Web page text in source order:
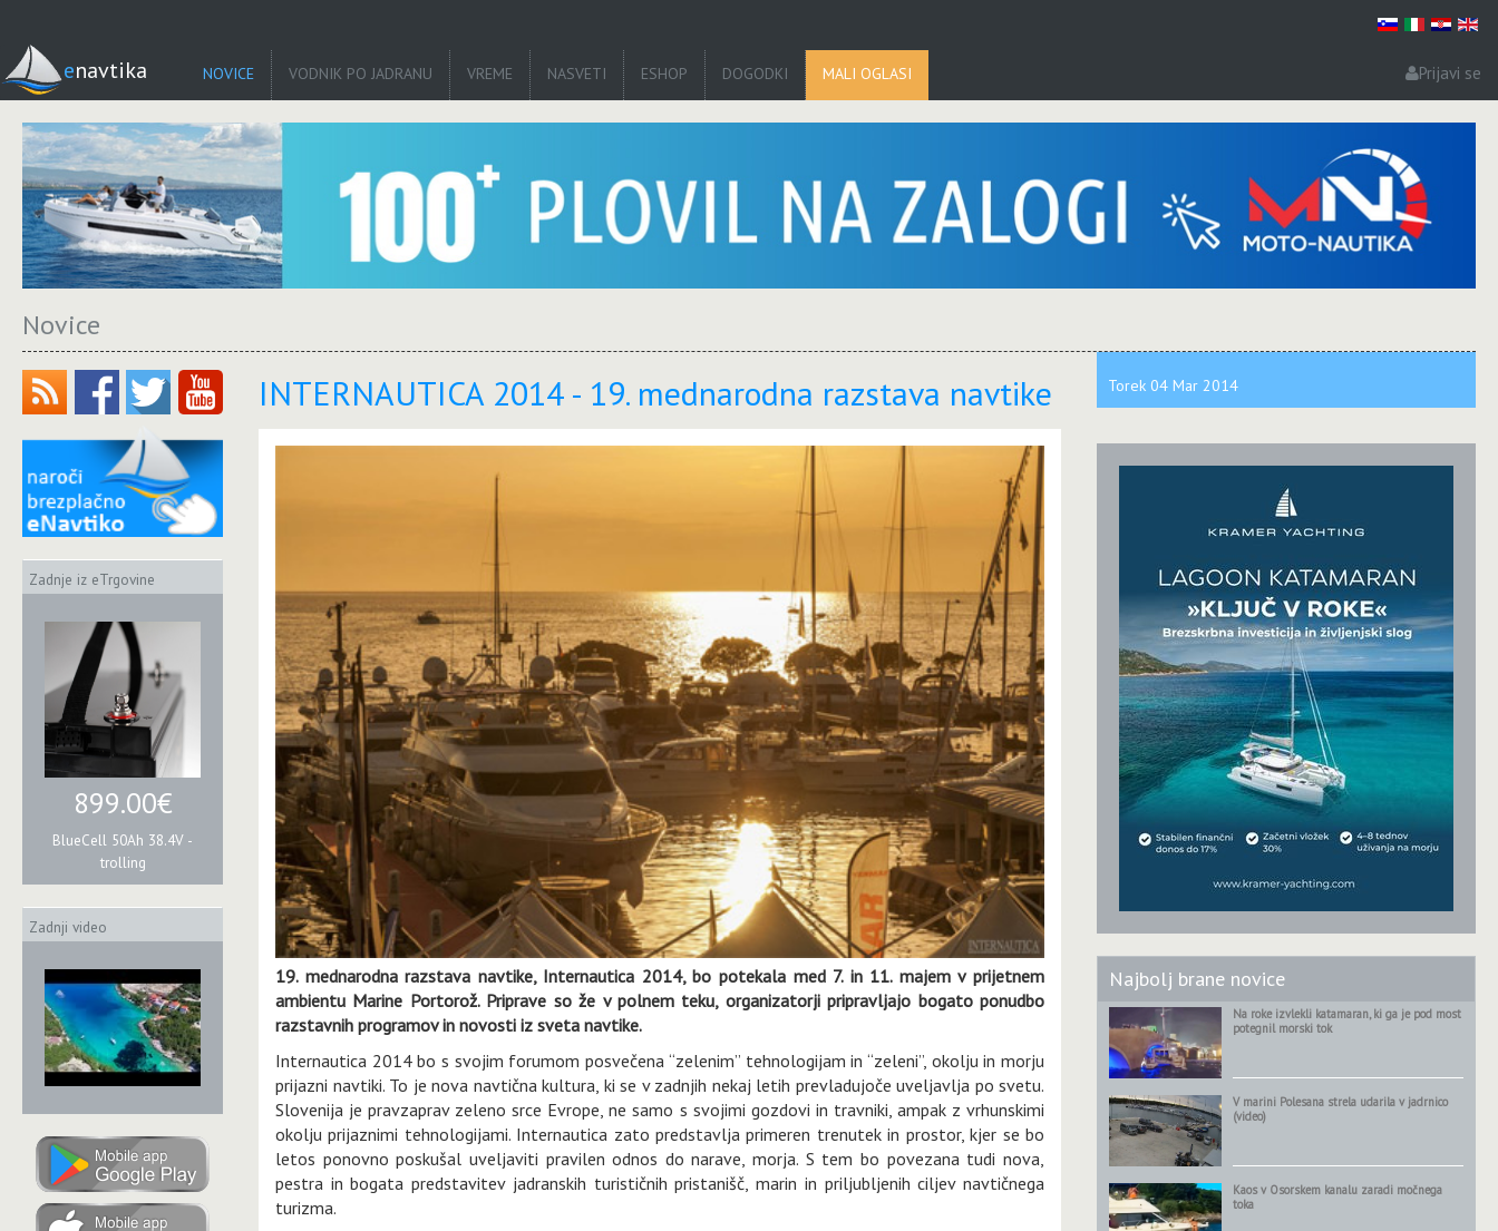
enavtika NOVICE VODNIK PO JADRANU VREME NASVETI ESHOP DOGODKI MALI OGLASI Prijavi se
Novice
Zadnje iz eTrgovine
899.00€
BlueCell 50Ah 38.4V -
trolling
Zadnji video
INTERNAUTICA 2014 - 19. mednarodna razstava navtike
19. mednarodna razstava navtike, Internautica 2014, bo potekala med 7. in 11. majem v prijetnem
ambientu Marine Portorož. Priprave so že v polnem teku, organizatorji pripravljajo bogato ponudbo
razstavnih programov in novosti iz sveta navtike.
Internautica 2014 bo s svojim forumom posvečena “zelenim” tehnologijam in “zeleni”, okolju in morju
prijazni navtiki. To je nova navtična kultura, ki se v zadnjih nekaj letih prevladujoče uveljavlja po svetu.
Slovenija je pravzaprav zeleno srce Evrope, ne samo s svojimi gozdovi in travniki, ampak z vrhunskimi
okolju prijaznimi tehnologijami. Internautica zato predstavlja primeren trenutek in prostor, kjer se bo
letos ponovno poskušal uveljaviti pravilen odnos do narave, morja. S tem bo povezana tudi nova,
pestra in bogata predstavitev jadranskih turističnih pristanišč, marin in priljubljenih ciljev navtičnega
turizma.
Torek 04 Mar 2014
Najbolj brane novice
Na roke izvlekli katamaran, ki ga je pod most
potegnil morski tok
V marini Polesana strela udarila v jadrnico
(video)
Kaos v Osorskem kanalu zaradi močnega
toka